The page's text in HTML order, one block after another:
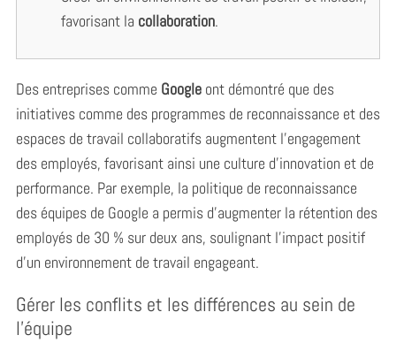
favorisant la collaboration.
Des entreprises comme Googleont démontré que des
initiatives comme des programmes de reconnaissance et des
espaces de travail collaboratifs augmentent l’engagement
des employés, favorisant ainsi une culture d’innovation et de
performance. Par exemple, la politique de reconnaissance
des équipes de Google a permis d’augmenter la rétention des
employés de 30 % sur deux ans, soulignant l’impact positif
d’un environnement de travail engageant.
Gérer les conflits et les différences au sein de
l’équipe